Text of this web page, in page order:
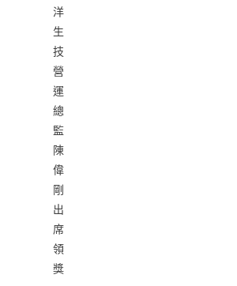
洋
生
技
營
運
總
監
陳
偉
剛
出
席
領
獎